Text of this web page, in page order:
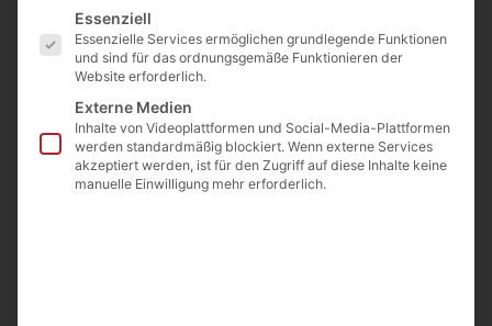
Hebezeuge
Es folgt eine Liste der Service-Gruppen, für die eine
Essenziell
Essenzielle Services ermöglichen grundlegende Funktionen
und sind für das ordnungsgemäße Funktionieren der
Website erforderlich.
Externe Medien
Inhalte von Videoplattformen und Social-Media-Plattformen
werden standardmäßig blockiert. Wenn externe Services
akzeptiert werden, ist für den Zugriff auf diese Inhalte keine
manuelle Einwilligung mehr erforderlich.